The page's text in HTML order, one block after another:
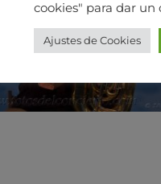
cookies" para dar
Ajustes de Cookies